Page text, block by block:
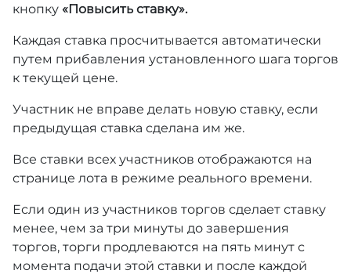
кнопку «Повысить ставку».
Каждая ставка просчитывается автоматически
путем прибавления установленного шага торгов
к текущей цене.
Участник не вправе делать новую ставку, если
предыдущая ставка сделана им же.
Все ставки всех участников отображаются на
странице лота в режиме реального времени.
Если один из участников торгов сделает ставку
менее, чем за три минуты до завершения
торгов, торги продлеваются на пять минут с
момента подачи этой ставки и после каждой